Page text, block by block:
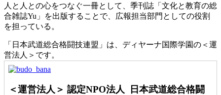
人と人との心をつなぐ一冊として、季刊誌「文化と教育の総
合雑誌Yu」を出版することで、広報担当部門としての役割
を担っている。
「日本武道総合格闘技連盟」は、ディヤーナ国際学園の＜運
営法人＞です。
＜運営法人＞ 認定NPO法人 日本武道総合格闘